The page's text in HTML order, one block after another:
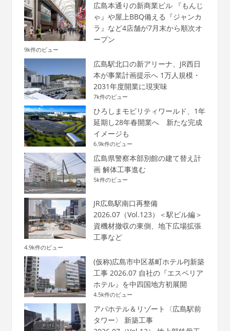
広島本通りの新商業ビル 『もんじ
ゃ』や屋上BBQ備える『ジャンカ
ラ』など4店舗が7月末から順次オ
ープン
9k件のビュー
広島駅北口の新アリーナ、JR西日
本が事業計画提示へ 1万人規模・
2031年度開業に現実味
7k件のビュー
ひろしまモビリティワールド、1年
延期し28年春開業へ 新たな完成
イメージも
6.9k件のビュー
広島県警察本部別館の建て替え計
画 解体工事進む
5k件のビュー
JR広島駅南口再整備
2026.07（Vol.123）＜駅ビル編＞
資機材撤収の東側、地下広場拡張
工事など
4.9k件のビュー
(仮称)広島市中区基町ホテルPJ新築
工事 2026.07 自社の『エスペリア
ホテル』を中四国地方初展開
4.5k件のビュー
アパホテル＆リゾート〈広島駅前
タワー〉 新築工事